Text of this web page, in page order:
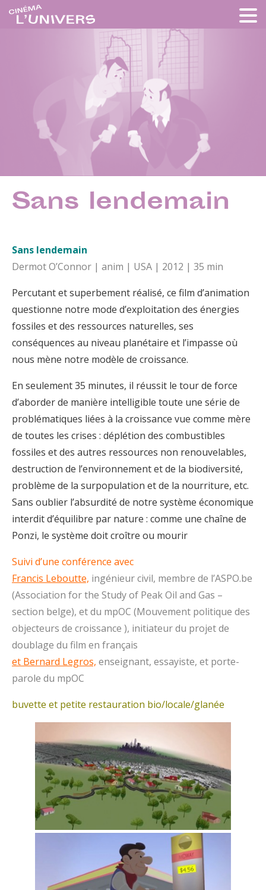
Sans lendemain
Sans lendemain
Dermot O’Connor | anim | USA | 2012 | 35 min
Percutant et superbement réalisé, ce film d’animation
questionne notre mode d’exploitation des énergies
fossiles et des ressources naturelles, ses
conséquences au niveau planétaire et l’impasse où
nous mène notre modèle de croissance.
En seulement 35 minutes, il réussit le tour de force
d’aborder de manière intelligible toute une série de
problématiques liées à la croissance vue comme mère
de toutes les crises : déplétion des combustibles
fossiles et des autres ressources non renouvelables,
destruction de l’environnement et de la biodiversité,
problème de la surpopulation et de la nourriture, etc.
Sans oublier l’absurdité de notre système économique
interdit d’équilibre par nature : comme une chaîne de
Ponzi, le système doit croître ou mourir
Suivi d’une conférence avec
Francis Leboutte, ingénieur civil, membre de l’ASPO.be
(Association for the Study of Peak Oil and Gas –
section belge), et du mpOC (Mouvement politique des
objecteurs de croissance ), initiateur du projet de
doublage du film en français
et Bernard Legros, enseignant, essayiste, et porte-
parole du mpOC
buvette et petite restauration bio/locale/glanée